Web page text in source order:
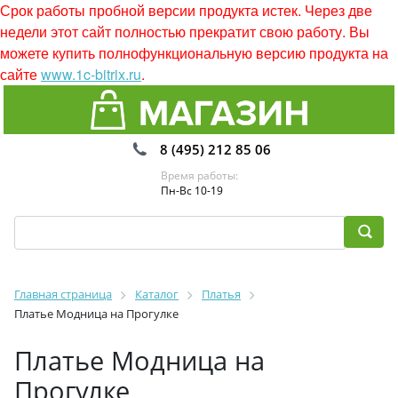
Срок работы пробной версии продукта истек. Через две
недели этот сайт полностью прекратит свою работу. Вы
можете купить полнофункциональную версию продукта на
сайтеwww.1c-bitrix.ru.
8 (495) 212 85 06
Время работы:
Пн-Вс 10-19
Главная страница Каталог
Платья
Платье Модница на Прогулке
Платье Модница на
Прогулке